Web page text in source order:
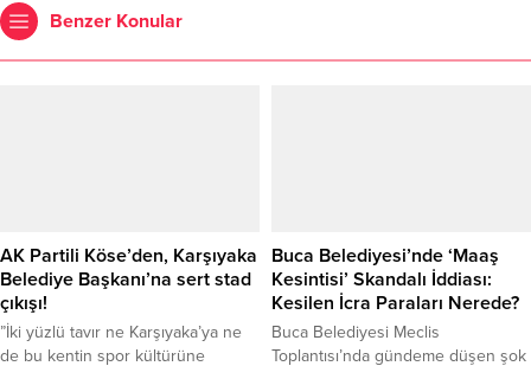
Benzer Konular
AK Partili Köse’den, Karşıyaka
Belediye Başkanı’na sert stad
çıkışı!
”İki yüzlü tavır ne Karşıyaka’ya ne
de bu kentin spor kültürüne
Buca Belediyesi’nde ‘Maaş
Kesintisi’ Skandalı İddiası:
Kesilen İcra Paraları Nerede?
Buca Belediyesi Meclis
Toplantısı’nda gündeme düşen şok